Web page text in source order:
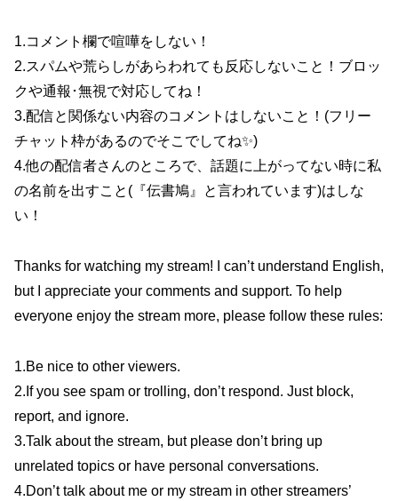
1.コメント欄で喧嘩をしない！
2.スパムや荒らしがあらわれても反応しないこと！ブロッ
クや通報･無視で対応してね！
3.配信と関係ない内容のコメントはしないこと！(フリー
チャット枠があるのでそこでしてね✨)
4.他の配信者さんのところで、話題に上がってない時に私
の名前を出すこと(『伝書鳩』と言われています)はしな
い！
Thanks for watching my stream! I can’t understand English,
but I appreciate your comments and support. To help
everyone enjoy the stream more, please follow these rules:
1.Be nice to other viewers.
2.If you see spam or trolling, don’t respond. Just block,
report, and ignore.
3.Talk about the stream, but please don’t bring up
unrelated topics or have personal conversations.
4.Don’t talk about me or my stream in other streamers’